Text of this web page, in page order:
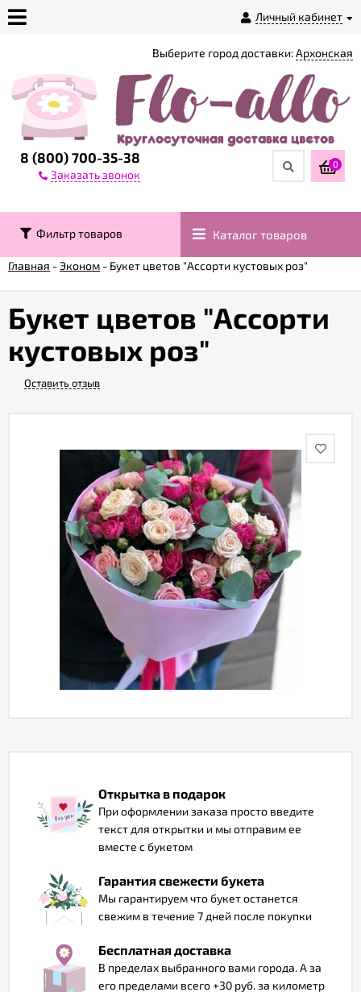
Личный кабинет
магазине
Доставка
Контакты
Гарантии
конфиденциальности
8 (800) 700-35-38
Заказать звонок
Выберите город доставки:Архонская
0
Фильтр товаров Каталог товаров
Главная -Эконом - Букет цветов "Ассорти кустовых роз"
Букет цветов "Ассорти
кустовых роз"
Оставить отзыв
Открытка в подарок
При оформлении заказа просто введите
текст для открытки и мы отправим ее
вместе с букетом
Гарантия свежести букета
Мы гарантируем что букет останется
свежим в течение 7 дней после покупки
Бесплатная доставка
В пределах выбранного вами города. А за
его пределами всего +30 руб. за километр